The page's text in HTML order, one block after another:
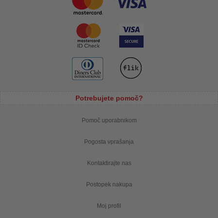
Potrebujete pomoč?
Pomoč uporabnikom
Pogosta vprašanja
Kontaktirajte nas
Postopek nakupa
Moj profil